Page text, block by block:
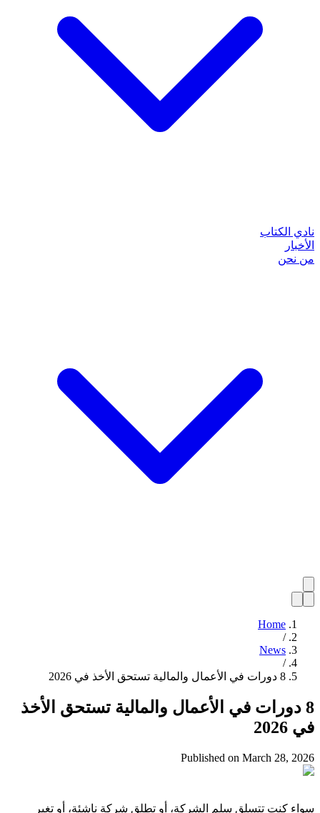
نادي الكتاب
الأخبار
من نحن
Home
/
News
/
8 دورات في الأعمال والمالية تستحق الأخذ في 2026
8 دورات في الأعمال والمالية تستحق الأخذ
في 2026
Published on March 28, 2026
سواء كنت تتسلق سلم الشركة، أو تطلق شركة ناشئة، أو تغير